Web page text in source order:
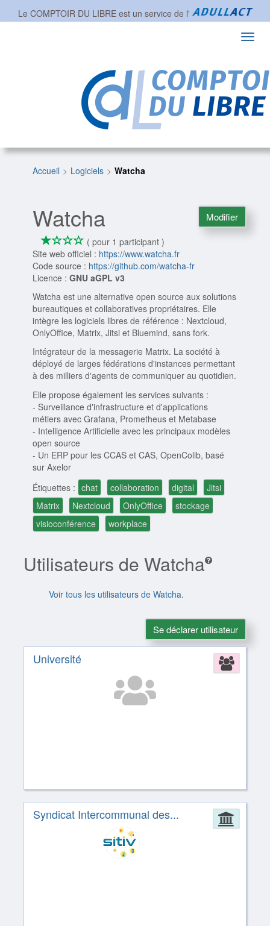
Le COMPTOIR DU LIBRE est un service de l'
Accueil Logiciels Watcha
Watcha
*** *
1/4
( pour 1 participant )
Site web officiel : https://www.watcha.fr
Code source : https://github.com/watcha-fr
Licence :GNU aGPL v3
Watcha est une alternative open source aux solutions
bureautiques et collaboratives propriétaires. Elle
intègre les logiciels libres de référence : Nextcloud,
OnlyOffice, Matrix, Jitsi et Bluemind, sans fork.
Intégrateur de la messagerie Matrix. La société à
déployé de larges fédérations d'instances permettant
à des milliers d'agents de communiquer au quotidien.
Elle propose également les services suivants :
- Surveillance d'infrastructure et d'applications
métiers avec Grafana, Prometheus et Metabase
- Intelligence Artificielle avec les principaux modèles
open source
- Un ERP pour les CCAS et CAS, OpenColib, basé
sur Axelor
Étiquettes : chat collaboration digital
Jitsi
Matrix
Nextcloud OnlyOffice
stockage
visioconférence
workplace
Modifier
Utilisateurs de Watcha
Voir tous les utilisateurs de Watcha.
Se déclarer utilisateur
Université
Syndicat Intercommunal des...